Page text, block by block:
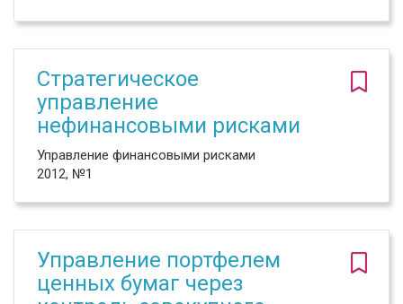
Стратегическое
управление
нефинансовыми рисками
Управление финансовыми рисками
2012, №1
Управление портфелем
ценных бумаг через